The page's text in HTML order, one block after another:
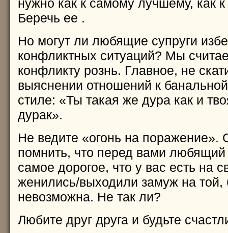
Беречь ее .
Но могут ли любящие супруги
конфликтных ситуаций? Мы
конфликту рознь. Главное, не
выяснении отношений к
стиле: «Ты такая же дура как и
дурак».
Не ведите «огонь на поражение».
помнить, что перед вами любящий
самое дорогое, что у вас есть на
женились/выходили замуж на той,
невозможна. Не так ли?
Любите друг друга и будьте